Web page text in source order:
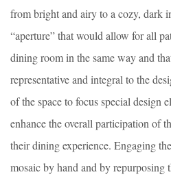
from bright and airy to a cozy, dark
“aperture” that would allow for all
dining room in the same way and
representative and integral to the
of the space to focus special design
enhance the overall participation of
their dining experience. Engaging
mosaic by hand and by repurposing